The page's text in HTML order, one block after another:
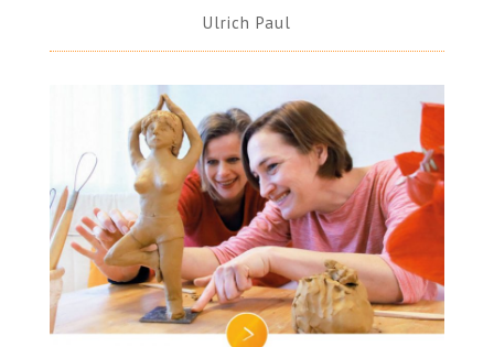
Ulrich Paul